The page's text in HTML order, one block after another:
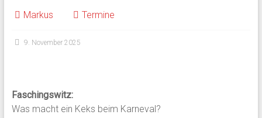
Markus Termine
9. November 2025
Faschingswitz:
Was macht ein Keks beim Karneval?